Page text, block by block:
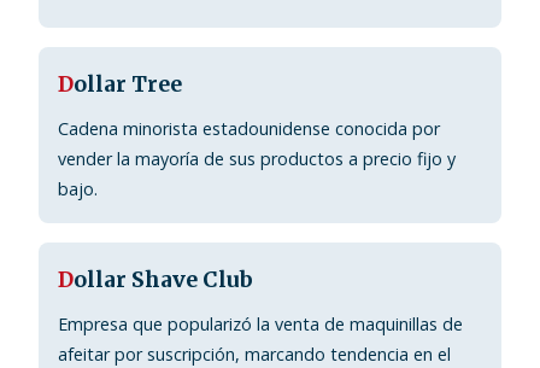
Dollar Tree
Cadena minorista estadounidense conocida por
vender la mayoría de sus productos a precio fijo y
bajo.
Dollar Shave Club
Empresa que popularizó la venta de maquinillas de
afeitar por suscripción, marcando tendencia en el